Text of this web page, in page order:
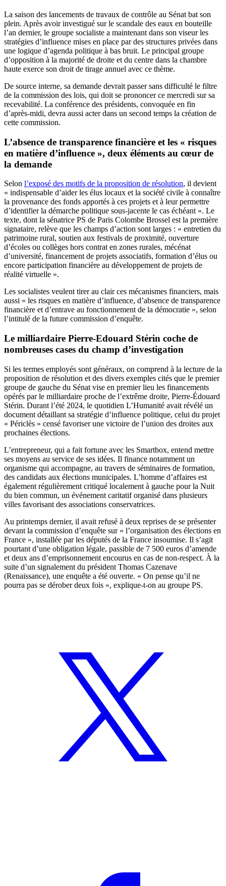
La saison des lancements de travaux de contrôle au Sénat bat son
plein. Après avoir investigué sur le scandale des eaux en bouteille
l’an dernier, le groupe socialiste a maintenant dans son viseur les
stratégies d’influence mises en place par des structures privées dans
une logique d’agenda politique à bas bruit. Le principal groupe
d’opposition à la majorité de droite et du centre dans la chambre
haute exerce son droit de tirage annuel avec ce thème.
De source interne, sa demande devrait passer sans difficulté le filtre
de la commission des lois, qui doit se prononcer ce mercredi sur sa
recevabilité. La conférence des présidents, convoquée en fin
d’après-midi, devra aussi acter dans un second temps la création de
cette commission.
L’absence de transparence financière et les « risques
en matière d’influence », deux éléments au cœur de
la demande
Selon l’exposé des motifs de la proposition de résolution, il devient
« indispensable d’aider les élus locaux et la société civile à connaître
la provenance des fonds apportés à ces projets et à leur permettre
d’identifier la démarche politique sous-jacente le cas échéant ». Le
texte, dont la sénatrice PS de Paris Colombe Brossel est la première
signataire, relève que les champs d’action sont larges : « entretien du
patrimoine rural, soutien aux festivals de proximité, ouverture
d’écoles ou collèges hors contrat en zones rurales, mécénat
d’université, financement de projets associatifs, formation d’élus ou
encore participation financière au développement de projets de
réalité virtuelle ».
Les socialistes veulent tirer au clair ces mécanismes financiers, mais
aussi « les risques en matière d’influence, d’absence de transparence
financière et d’entrave au fonctionnement de la démocratie », selon
l’intitulé de la future commission d’enquête.
Le milliardaire Pierre-Edouard Stérin coche de
nombreuses cases du champ d’investigation
Si les termes employés sont généraux, on comprend à la lecture de la
proposition de résolution et des divers exemples cités que le premier
groupe de gauche du Sénat vise en premier lieu les financements
opérés par le milliardaire proche de l’extrême droite, Pierre-Édouard
Stérin. Durant l’été 2024, le quotidien L’Humanité avait révélé un
document détaillant sa stratégie d’influence politique, celui du projet
« Périclès » censé favoriser une victoire de l’union des droites aux
prochaines élections.
L’entrepreneur, qui a fait fortune avec les Smartbox, entend mettre
ses moyens au service de ses idées. Il finance notamment un
organisme qui accompagne, au travers de séminaires de formation,
des candidats aux élections municipales. L’homme d’affaires est
également régulièrement critiqué localement à gauche pour la Nuit
du bien commun, un événement caritatif organisé dans plusieurs
villes favorisant des associations conservatrices.
Au printemps dernier, il avait refusé à deux reprises de se présenter
devant la commission d’enquête sur « l’organisation des élections en
France », installée par les députés de la France insoumise. Il s’agit
pourtant d’une obligation légale, passible de 7 500 euros d’amende
et deux ans d’emprisonnement encourus en cas de non-respect. À la
suite d’un signalement du président Thomas Cazenave
(Renaissance), une enquête a été ouverte. « On pense qu’il ne
pourra pas se dérober deux fois », explique-t-on au groupe PS.